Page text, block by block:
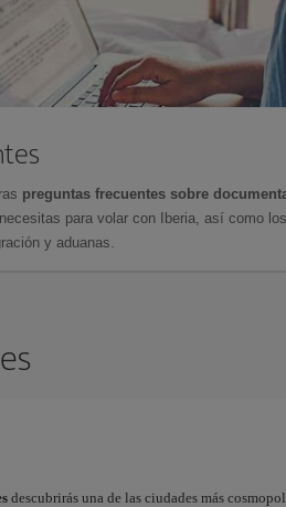
preguntas frecuentes sobre
para volar con Iberia, así como
y aduanas.
descubrirás una de las ciudades más